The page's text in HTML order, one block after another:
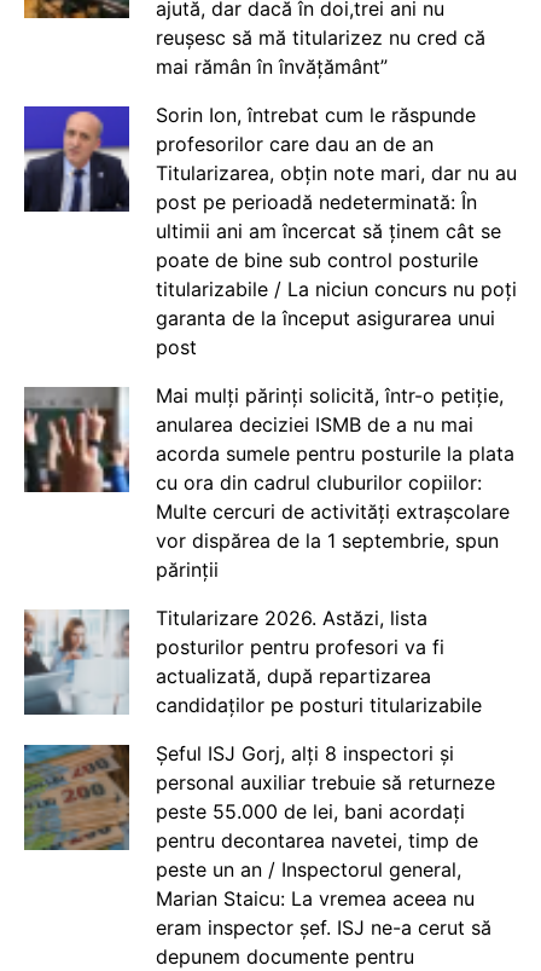
ajută, dar dacă în doi,trei ani nu
reușesc să mă titularizez nu cred că
mai rămân în învățământ”
Sorin Ion, întrebat cum le răspunde
profesorilor care dau an de an
Titularizarea, obțin note mari, dar nu au
post pe perioadă nedeterminată: În
ultimii ani am încercat să ținem cât se
poate de bine sub control posturile
titularizabile / La niciun concurs nu poți
garanta de la început asigurarea unui
post
Mai mulți părinți solicită, într-o petiție,
anularea deciziei ISMB de a nu mai
acorda sumele pentru posturile la plata
cu ora din cadrul cluburilor copiilor:
Multe cercuri de activități extrașcolare
vor dispărea de la 1 septembrie, spun
părinții
Titularizare 2026. Astăzi, lista
posturilor pentru profesori va fi
actualizată, după repartizarea
candidaților pe posturi titularizabile
Șeful ISJ Gorj, alți 8 inspectori și
personal auxiliar trebuie să returneze
peste 55.000 de lei, bani acordați
pentru decontarea navetei, timp de
peste un an / Inspectorul general,
Marian Staicu: La vremea aceea nu
eram inspector șef. ISJ ne-a cerut să
depunem documente pentru